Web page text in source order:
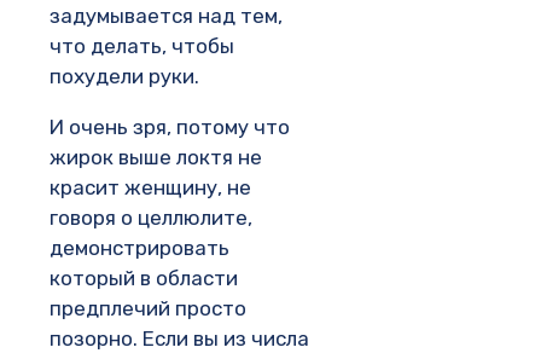
задумывается над тем,
что делать, чтобы
похудели руки.
И очень зря, потому что
жирок выше локтя не
красит женщину, не
говоря о целлюлите,
демонстрировать
который в области
предплечий просто
позорно. Если вы из числа